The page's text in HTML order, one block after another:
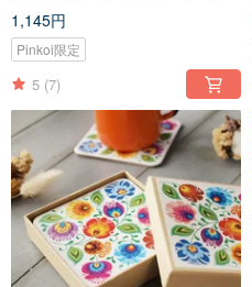
1,145円
Pinkoi限定
5 (7)